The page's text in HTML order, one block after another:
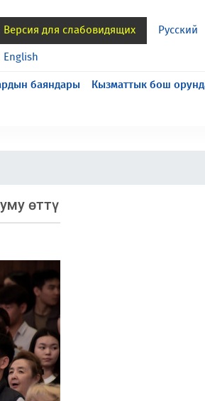
Версия для слабовидящих Русский
English
баяндары Кызматтык бош
өттү